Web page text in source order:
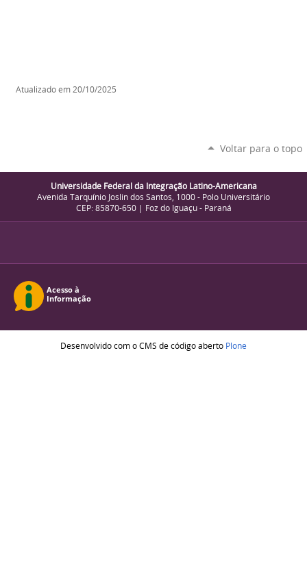
Atualizado em 20/10/2025
Voltar para o topo
Universidade Federal da Integração Latino-Americana
Avenida Tarquínio Joslin dos Santos, 1000 - Polo Universitário
CEP: 85870-650 | Foz do Iguaçu - Paraná
Desenvolvido com o CMS de código aberto Plone